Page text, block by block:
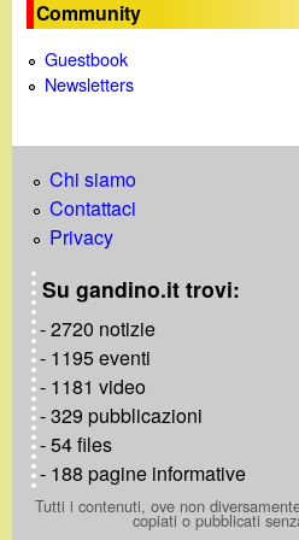
Community
Guestbook
Newsletters
Chi siamo
Contattaci
Privacy
Su gandino.it trovi:
- 2720 notizie
- 1195 eventi
- 1181 video
- 329 pubblicazioni
- 54 files
- 188 pagine informative
Tutti i contenuti, ove non
copiati o pubblicati